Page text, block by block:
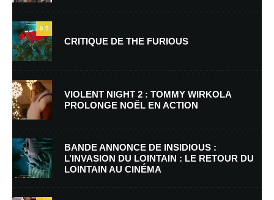
Nom*
E-mail *
Enregistrer mon nom, mon e-mail et mon site dans le navigateur pour
mon prochain commentaire.
9.5
CRITIQUE DE THE FURIOUS
VIOLENT NIGHT 2 : TOMMY WIRKOLA
PROLONGE NOËL EN ACTION
BANDE ANNONCE DE INSIDIOUS :
L’INVASION DU LOINTAIN : LE RETOUR DU
LOINTAIN AU CINÉMA